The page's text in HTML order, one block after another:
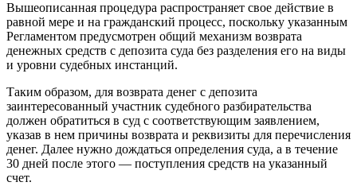
Вышеописанная процедура распространяет свое действие в
равной мере и на гражданский процесс, поскольку указанным
Регламентом предусмотрен общий механизм возврата
денежных средств с депозита суда без разделения его на виды
и уровни судебных инстанций.
Таким образом, для возврата денег с депозита
заинтересованный участник судебного разбирательства
должен обратиться в суд с соответствующим заявлением,
указав в нем причины возврата и реквизиты для перечисления
денег. Далее нужно дождаться определения суда, а в течение
30 дней после этого — поступления средств на указанный
счет.